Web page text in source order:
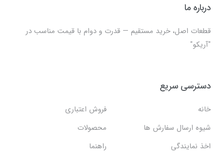
درباره ما
قطعات اصل، خرید مستقیم — قدرت و دوام با قیمت مناسب در
"آریکو"
دسترسی سریع
خانه
فروش اعتباری
شیوه ارسال سفارش ها
محصولات
اخذ نمایندگی
راهنما